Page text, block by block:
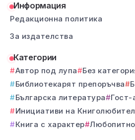
Информация
Редакционна политика
За издателства
Категории
Автор под лупа
Без
Библиотекарят препоръчва
Българска литература
Гост-
Инициативи на Книголюбител
Книга с характер Любопитно